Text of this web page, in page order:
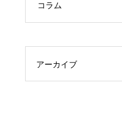
コラム
アーカイブ